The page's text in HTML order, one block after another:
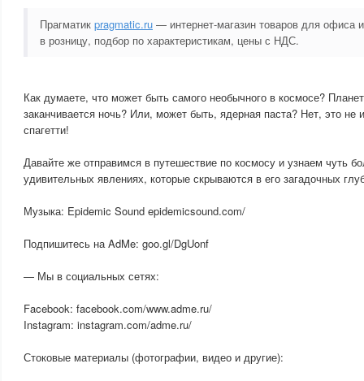
Прагматик pragmatic.ru — интернет-магазин товаров для офиса
в розницу, подбор по характеристикам, цены с НДС.
Как думаете, что может быть самого необычного в космосе?
заканчивается ночь? Или, может быть, ядерная паста? Нет, это не
спагетти!
Давайте же отправимся в путешествие по космосу и узнаем чуть
удивительных явлениях, которые скрываются в его загадочных
Музыка: Epidemic Sound epidemicsound.com/
Подпишитесь на AdMe: goo.gl/DgUonf
— Мы в социальных сетях:
Facebook: facebook.com/www.adme.ru/
Instagram: instagram.com/adme.ru/
Стоковые материалы (фотографии, видео и другие):